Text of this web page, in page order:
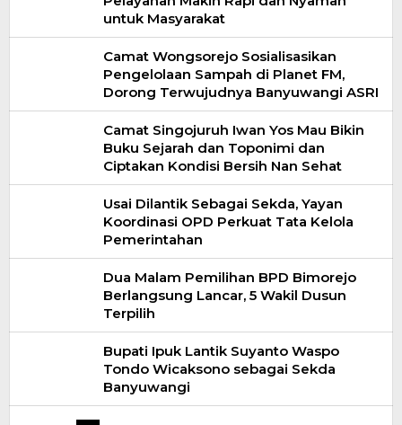
untuk Masyarakat
Camat Wongsorejo Sosialisasikan
Pengelolaan Sampah di Planet FM,
Dorong Terwujudnya Banyuwangi ASRI
Camat Singojuruh Iwan Yos Mau Bikin
Buku Sejarah dan Toponimi dan
Ciptakan Kondisi Bersih Nan Sehat
Usai Dilantik Sebagai Sekda, Yayan
Koordinasi OPD Perkuat Tata Kelola
Pemerintahan
Dua Malam Pemilihan BPD Bimorejo
Berlangsung Lancar, 5 Wakil Dusun
Terpilih
Bupati Ipuk Lantik Suyanto Waspo
Tondo Wicaksono sebagai Sekda
Banyuwangi